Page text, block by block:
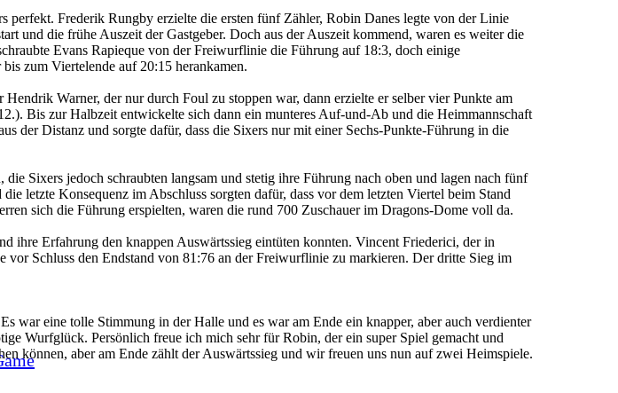
Frederik Rungby erzielte die ersten fünf Zähler, Robin Danes legte von der Linie
und die frühe Auszeit der Gastgeber. Doch aus der Auszeit kommend, waren es weiter die
Evans Rapieque von der Freiwurflinie die Führung auf 18:3, doch einige
zum Viertelende auf 20:15 herankamen.
Warner, der nur durch Foul zu stoppen war, dann erzielte er selber vier Punkte am
Bis zur Halbzeit entwickelte sich dann ein munteres Auf-und-Ab und die Heimmannschaft
der Distanz und sorgte dafür, dass die Sixers nur mit einer Sechs-Punkte-Führung in die
Sixers jedoch schraubten langsam und stetig ihre Führung nach oben und lagen nach fünf
letzte Konsequenz im Abschluss sorgten dafür, dass vor dem letzten Viertel beim Stand
sich die Führung erspielten, waren die rund 700 Zuschauer im Dragons-Dome voll da.
ihre Erfahrung den knappen Auswärtssieg eintüten konnten. Vincent Friederici, der in
Schluss den Endstand von 81:76 an der Freiwurflinie zu markieren. Der dritte Sieg im
war eine tolle Stimmung in der Halle und es war am Ende ein knapper, aber auch verdienter
Wurfglück. Persönlich freue ich mich sehr für Robin, der ein super Spiel gemacht und
können, aber am Ende zählt der Auswärtssieg und wir freuen uns nun auf zwei Heimspiele.